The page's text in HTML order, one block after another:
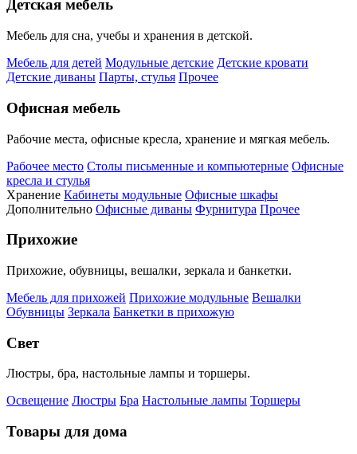
Детская мебель
Мебель для сна, учебы и хранения в детской.
Мебель для детей Модульные детские Детские кровати
Детские диваны Парты, стулья Прочее
Офисная мебель
Рабочие места, офисные кресла, хранение и мягкая мебель.
Рабочее место Столы письменные и компьютерные Офисные
кресла и стулья
Хранение Кабинеты модульные Офисные шкафы
Дополнительно Офисные диваны Фурнитура Прочее
Прихожие
Прихожие, обувницы, вешалки, зеркала и банкетки.
Мебель для прихожей Прихожие модульные Вешалки
Обувницы Зеркала Банкетки в прихожую
Свет
Люстры, бра, настольные лампы и торшеры.
Освещение Люстры Бра Настольные лампы Торшеры
Товары для дома